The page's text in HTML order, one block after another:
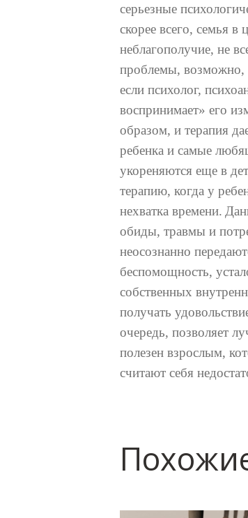
серьезные
скорее всего, семья
неблагополучие, не
проблемы, возможно,
если психолог,
воспринимает» его
образом, и терапия
ребенка и самые
укореняются еще в
терапию, когда у
нехватка времени.
обиды, травмы и
неосознанно
беспомощность,
собственных
получать
очередь, позволяет
полезен взрослым,
считают себя